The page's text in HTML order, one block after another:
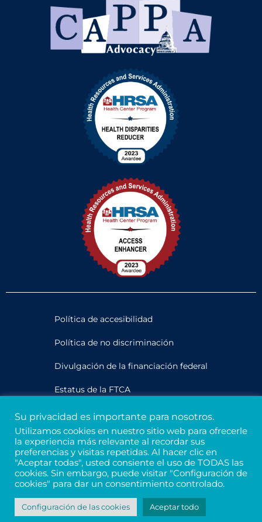
Política de accesibilidad
Política de no discriminación
Divulgación de la financiación federal
Estatus de la FTCA
Privacidad y confidencialidad
Créditos
Número de identificación fiscal 94-3121699
Su privacidad es importante para nosotros.
Utilizamos cookies en nuestro sitio web para ofrecerle
la experiencia más relevante al recordar sus
preferencias y visitas repetidas. Al hacer clic en
"Aceptar todas", usted consiente el uso de TODAS las
cookies. Sin embargo, puede visitar "Configuración de
cookies" para dar un consentimiento controlado.
Configuración de las cookies Aceptar todo